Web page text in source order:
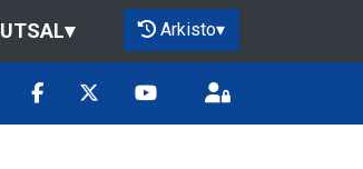
▾ Arkisto▾